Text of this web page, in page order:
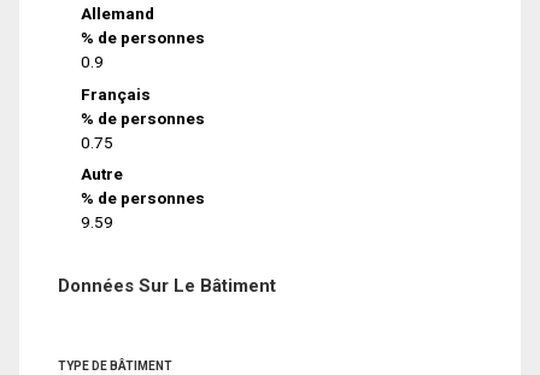
Allemand
% de personnes
0.9
Français
% de personnes
0.75
Autre
% de personnes
9.59
Données Sur Le Bâtiment
TYPE DE BÂTIMENT